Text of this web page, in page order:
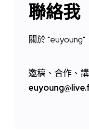
聯絡我
關於 "euyoung"
邀稿、合作、